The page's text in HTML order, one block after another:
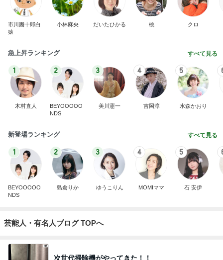
市川團十郎白
猿
小林麻央 だいたひかる 桃 クロ
急上昇ランキング すべて見る
1
木村直人
2
BEYOOOOO
NDS
3
美川憲一
4
吉岡淳
5
水森かおり
新登場ランキング すべて見る
1
BEYOOOOO
NDS
2
島倉りか
3
ゆうこりん
4
MOMIママ
5
石 安伊
芸能人・有名人ブログ TOPへ
次世代掃除機がやってきた！！